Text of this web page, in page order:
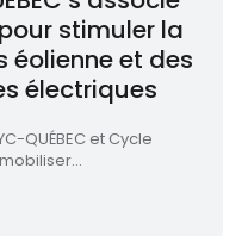
stimuler la
éolienne et des
électriques
QUÉBEC et Cycle